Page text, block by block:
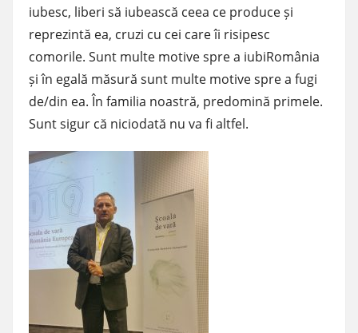
iubesc, liberi să iubească ceea ce produce și
reprezintă ea, cruzi cu cei care îi risipesc
comorile. Sunt multe motive spre a iubiRomânia
și în egală măsură sunt multe motive spre a fugi
de/din ea. În familia noastră, predomină primele.
Sunt sigur că niciodată nu va fi altfel.